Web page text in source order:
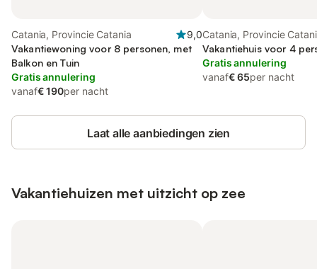
Catania, Provincie Catania
9,0
Vakantiewoning voor 8 personen, met
Balkon en Tuin
Gratis annulering
vanaf€ 190per nacht
Catania, Provincie
Vakantiehuis voor 4
Gratis annulering
vanaf€ 65per nacht
Laat alle aanbiedingen zien
Vakantiehuizen met uitzicht op zee